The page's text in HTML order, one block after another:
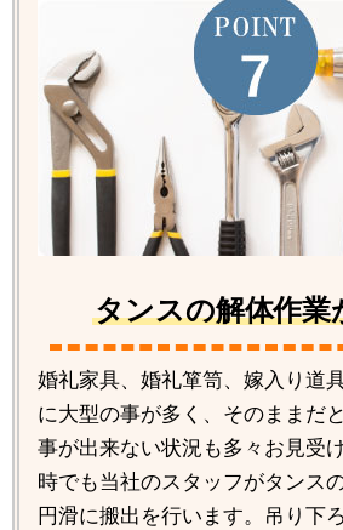
タンスの解体作業
婚礼家具、婚礼箪笥、嫁入り道
に大型の事が多く、そのままだ
事が出来ない状況も多々お見受
時でも当社のスタッフがタンス
円滑に搬出を行います。吊り下